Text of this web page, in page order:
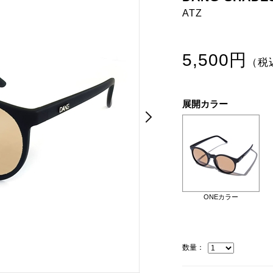
ATZ
5,500円 （
展開カラー
ONEカラー
数量：